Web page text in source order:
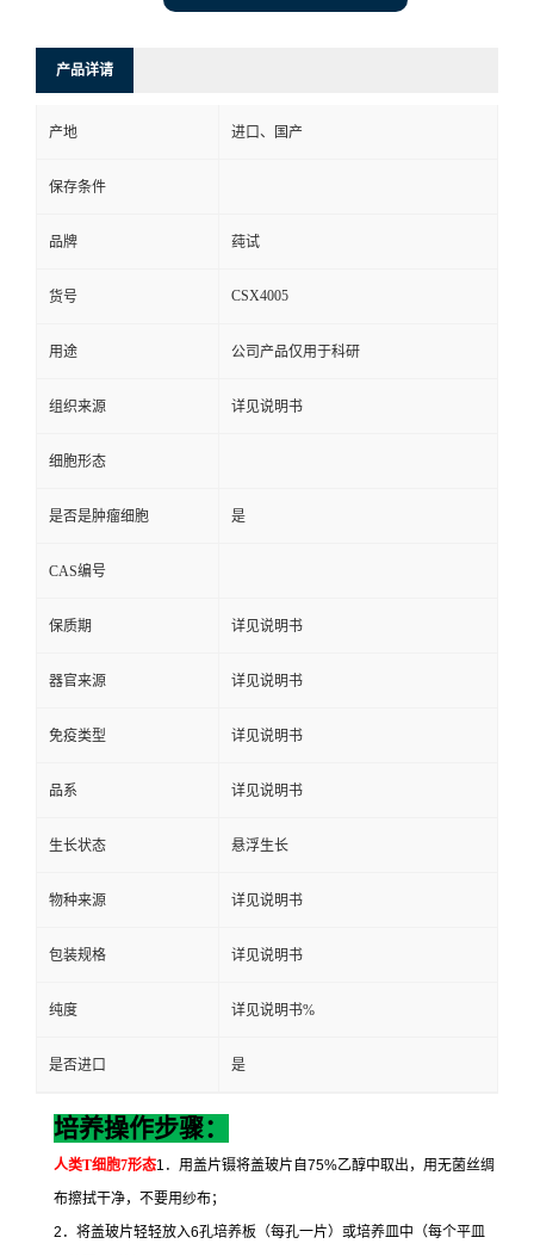
产品详请
产地 进口、国产
保存条件
品牌 莼试
货号 CSX4005
用途 公司产品仅用于科研
组织来源 详见说明书
细胞形态
是否是肿瘤细胞 是
CAS编号
保质期 详见说明书
器官来源 详见说明书
免疫类型 详见说明书
品系 详见说明书
生长状态 悬浮生长
物种来源 详见说明书
包装规格 详见说明书
纯度 详见说明书%
是否进口 是
培养操作步骤：
人类T细胞7形态1 ．用盖片镊将盖玻片自75%乙醇中取出，用无菌丝绸
布擦拭干净，不要用纱布；
2 ．将盖玻片轻轻放入6孔培养板（每孔一片）或培养皿中（每个平皿